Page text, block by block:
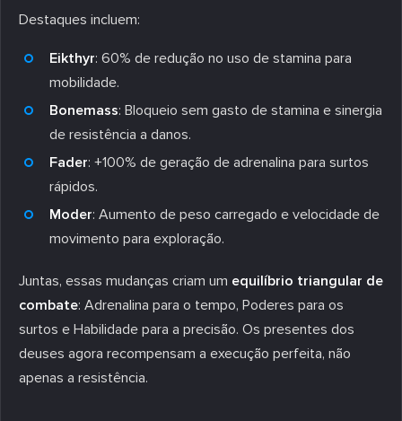
Destaques incluem:
Eikthyr: 60% de redução no uso de stamina para
mobilidade.
Bonemass: Bloqueio sem gasto de stamina e sinergia
de resistência a danos.
Fader: +100% de geração de adrenalina para surtos
rápidos.
Moder: Aumento de peso carregado e velocidade de
movimento para exploração.
Juntas, essas mudanças criam um equilíbrio triangular de
combate: Adrenalina para o tempo, Poderes para os
surtos e Habilidade para a precisão. Os presentes dos
deuses agora recompensam a execução perfeita, não
apenas a resistência.